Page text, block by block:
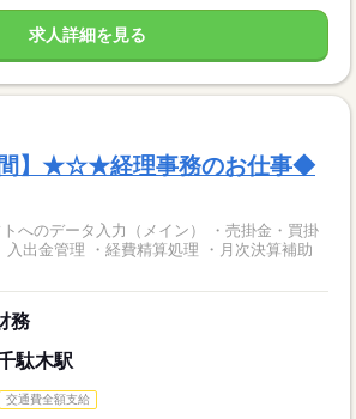
求人詳細を見る
間】★☆★経理事務のお仕事◆
トへのデータ入力（メイン） ・売掛金・買掛
入出金管理 ・経費精算処理 ・月次決算補助
務
駄木駅
交通費全額支給